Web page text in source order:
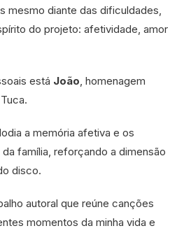
mesmo diante das dificuldades,
do projeto: afetividade, amor
está João , homenagem
a memória afetiva e os
família, reforçando a dimensão
disco.
autoral que reúne canções
momentos da minha vida e